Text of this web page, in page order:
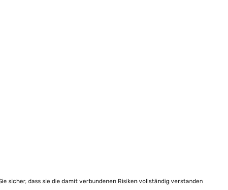
sicher, dass sie die damit verbundenen Risiken vollständig verstanden